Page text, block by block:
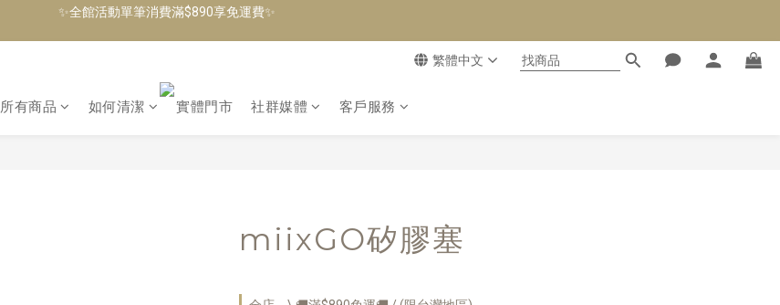
✨加入會員即可獲得$100購物金，生日當月再送生日禮金✨
✨加入會員即可獲得$100購物金，生日當月再送生日禮金✨
繁體中文
所有商品 如何清潔 實體門市 社群媒體 客戶服務
miixGO矽膠塞